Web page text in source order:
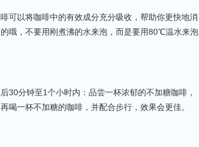
以将咖啡中的有效成分充分吸收，帮助你更快地消
哦，不要用刚煮沸的水来泡，而是要用80℃温水来泡
分钟至1个小时内：品尝一杯浓郁的不加糖咖啡，
喝一杯不加糖的咖啡，并配合步行，效果会更佳。